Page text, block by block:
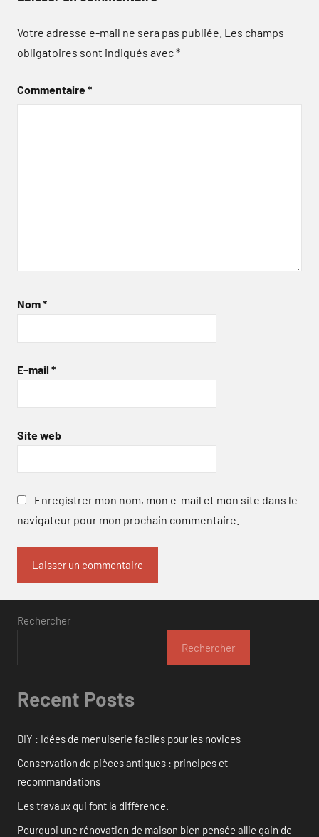
Votre adresse e-mail ne sera pas publiée. Les champs
obligatoires sont indiqués avec*
Commentaire*
Nom*
E-mail *
Site web
Enregistrer mon nom, mon e-mail et mon site dans le
navigateur pour mon prochain commentaire.
Rechercher
Rechercher
Recent Posts
DIY : Idées de menuiserie faciles pour les novices
Conservation de pièces antiques : principes et
recommandations
Les travaux qui font la différence.
Pourquoi une rénovation de maison bien pensée allie gain de